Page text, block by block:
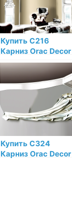
Купить C216
Карниз Orac Decor
Полиуретан Orac
Decor по низкой
цене в интернет-
магазине
Купить C324
Карниз Orac Decor